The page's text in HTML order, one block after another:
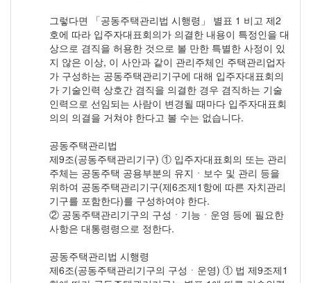
그렇다면 「공동주택관리법 시행령」 별표 1 비고 제2
호에 따라 입주자대표회의가 의결한 내용이 특정인을 대
상으로 겸직을 허용한 것으로 볼 만한 특별한 사정이 있
지 않은 이상, 이 사안과 같이 관리주체인 주택관리업자
가 구성하는 공동주택관리기구에 대해 입주자대표회의
가 기술인력 상호간 겸직을 의결한 경우 겸직하는 기술
인력으로 선임되는 사람이 변경될 때마다 입주자대표회
의의 의결을 거쳐야 한다고 볼 수는 없습니다.
공동주택관리법
제9조(공동주택관리기구) ① 입주자대표회의 또는 관리
주체는 공동주택 공용부분의 유지ㆍ보수 및 관리 등을
위하여 공동주택관리기구(제6조제1항에 따른 자치관리
기구를 포함한다)를 구성하여야 한다.
② 공동주택관리기구의 구성ㆍ기능ㆍ운영 등에 필요한
사항은 대통령령으로 정한다.
공동주택관리법 시행령
제6조(공동주택관리기구의 구성ㆍ운영) ① 법 제9조제1